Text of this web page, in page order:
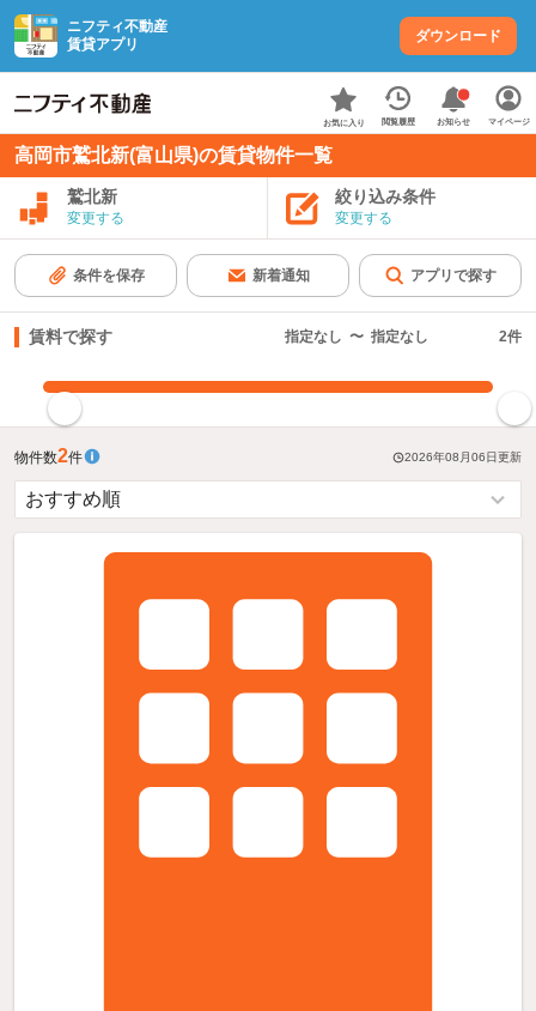
ニフティ不動産
賃貸アプリ
ダウンロード
お気に入り 閲覧履歴 お知らせ マイページ
高岡市鷲北新(富山県)の賃貸物件一覧
鷲北新
変更する
絞り込み条件
変更する
条件を保存 新着通知 アプリで探す
賃料で探す 指定なし 〜 指定なし 2件
物件数2件 2026年08月06日更新